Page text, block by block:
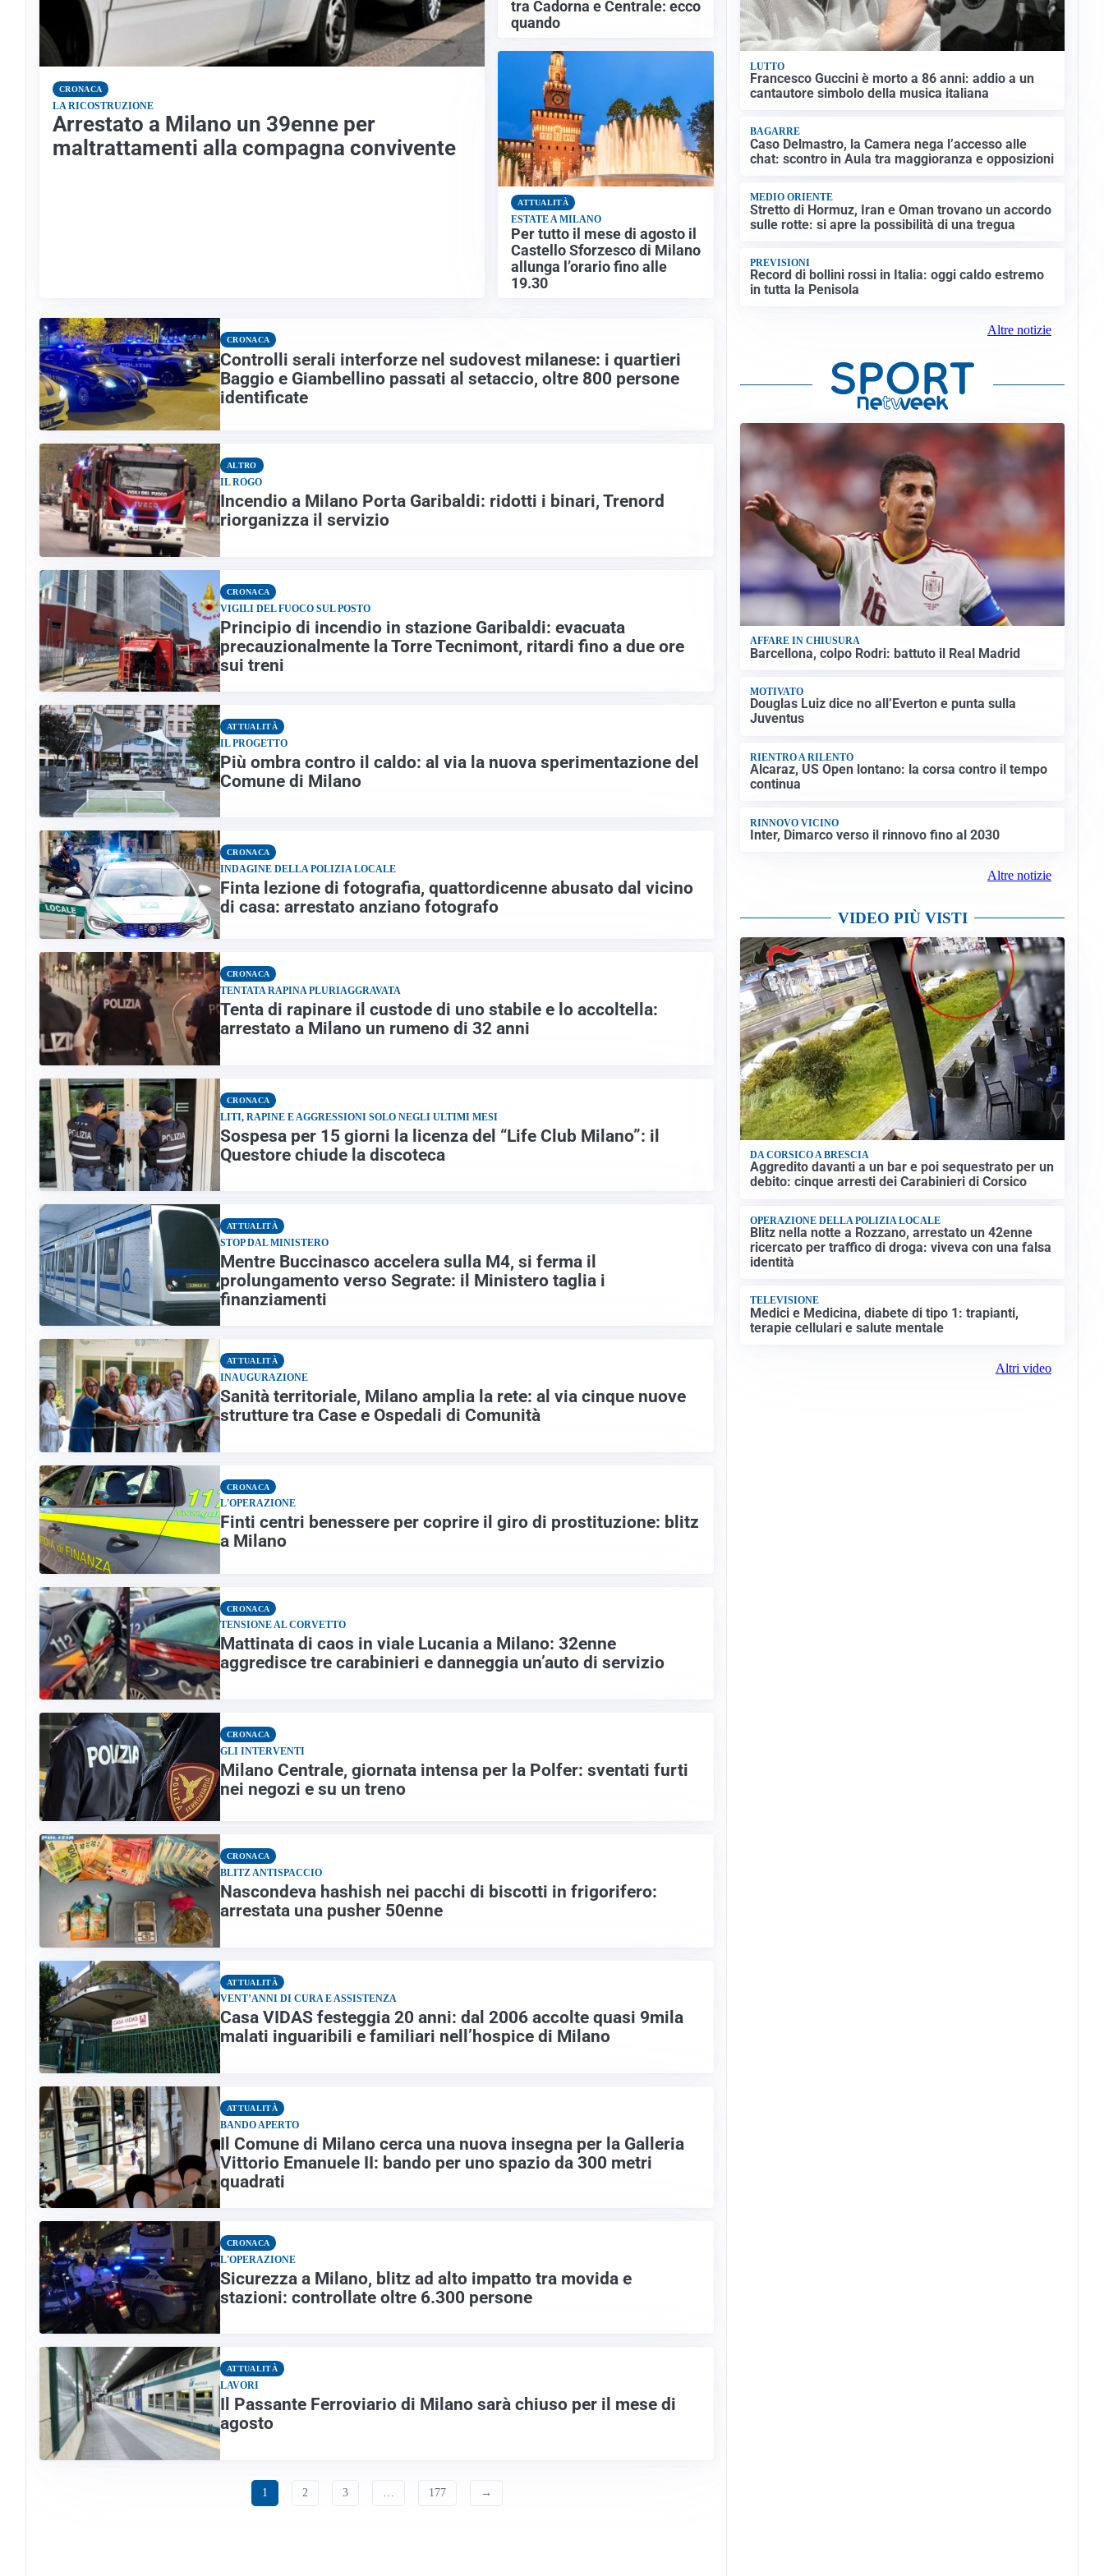
CRONACA
LA RICOSTRUZIONE
Arrestato a Milano un 39enne per
maltrattamenti alla compagna convivente
tra Cadorna e Centrale: ecco
quando
ATTUALITÀ
ESTATE A MILANO
Per tutto il mese di agosto il
Castello Sforzesco di Milano
allunga l’orario fino alle
19.30
CRONACA
Controlli serali interforze nel sudovest milanese: i quartieri
Baggio e Giambellino passati al setaccio, oltre 800 persone
identificate
ALTRO
IL ROGO
Incendio a Milano Porta Garibaldi: ridotti i binari, Trenord
riorganizza il servizio
CRONACA
VIGILI DEL FUOCO SUL POSTO
Principio di incendio in stazione Garibaldi: evacuata
precauzionalmente la Torre Tecnimont, ritardi fino a due ore
sui treni
ATTUALITÀ
IL PROGETTO
Più ombra contro il caldo: al via la nuova sperimentazione del
Comune di Milano
CRONACA
INDAGINE DELLA POLIZIA LOCALE
Finta lezione di fotografia, quattordicenne abusato dal vicino
di casa: arrestato anziano fotografo
CRONACA
TENTATA RAPINA PLURIAGGRAVATA
Tenta di rapinare il custode di uno stabile e lo accoltella:
arrestato a Milano un rumeno di 32 anni
CRONACA
LITI, RAPINE E AGGRESSIONI SOLO NEGLI ULTIMI MESI
Sospesa per 15 giorni la licenza del “Life Club Milano”: il
Questore chiude la discoteca
ATTUALITÀ
STOP DAL MINISTERO
Mentre Buccinasco accelera sulla M4, si ferma il
prolungamento verso Segrate: il Ministero taglia i
finanziamenti
ATTUALITÀ
INAUGURAZIONE
Sanità territoriale, Milano amplia la rete: al via cinque nuove
strutture tra Case e Ospedali di Comunità
CRONACA
L'OPERAZIONE
Finti centri benessere per coprire il giro di prostituzione: blitz
a Milano
CRONACA
TENSIONE AL CORVETTO
Mattinata di caos in viale Lucania a Milano: 32enne
aggredisce tre carabinieri e danneggia un’auto di servizio
CRONACA
GLI INTERVENTI
Milano Centrale, giornata intensa per la Polfer: sventati furti
nei negozi e su un treno
CRONACA
BLITZ ANTISPACCIO
Nascondeva hashish nei pacchi di biscotti in frigorifero:
arrestata una pusher 50enne
ATTUALITÀ
VENT’ANNI DI CURA E ASSISTENZA
Casa VIDAS festeggia 20 anni: dal 2006 accolte quasi 9mila
malati inguaribili e familiari nell’hospice di Milano
ATTUALITÀ
BANDO APERTO
Il Comune di Milano cerca una nuova insegna per la Galleria
Vittorio Emanuele II: bando per uno spazio da 300 metri
quadrati
CRONACA
L'OPERAZIONE
Sicurezza a Milano, blitz ad alto impatto tra movida e
stazioni: controllate oltre 6.300 persone
ATTUALITÀ
LAVORI
Il Passante Ferroviario di Milano sarà chiuso per il mese di
agosto
1 2 3 … 177 →
LUTTO
Francesco Guccini è morto a 86 anni: addio a un
cantautore simbolo della musica italiana
BAGARRE
Caso Delmastro, la Camera nega l’accesso alle
chat: scontro in Aula tra maggioranza e opposizioni
MEDIO ORIENTE
Stretto di Hormuz, Iran e Oman trovano un accordo
sulle rotte: si apre la possibilità di una tregua
PREVISIONI
Record di bollini rossi in Italia: oggi caldo estremo
in tutta la Penisola
Altre notizie
AFFARE IN CHIUSURA
Barcellona, colpo Rodri: battuto il Real Madrid
MOTIVATO
Douglas Luiz dice no all’Everton e punta sulla
Juventus
RIENTRO A RILENTO
Alcaraz, US Open lontano: la corsa contro il tempo
continua
RINNOVO VICINO
Inter, Dimarco verso il rinnovo fino al 2030
Altre notizie
VIDEO PIÙ VISTI
DA CORSICO A BRESCIA
Aggredito davanti a un bar e poi sequestrato per un
debito: cinque arresti dei Carabinieri di Corsico
OPERAZIONE DELLA POLIZIA LOCALE
Blitz nella notte a Rozzano, arrestato un 42enne
ricercato per traffico di droga: viveva con una falsa
identità
TELEVISIONE
Medici e Medicina, diabete di tipo 1: trapianti,
terapie cellulari e salute mentale
Altri video